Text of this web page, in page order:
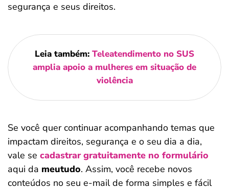
segurança e seus direitos.
Leia também: Teleatendimento no SUS
amplia apoio a mulheres em situação de
violência
Se você quer continuar acompanhando temas que
impactam direitos, segurança e o seu dia a dia,
vale se cadastrar gratuitamente no formulário
aqui da meutudo. Assim, você recebe novos
conteúdos no seu e-mail de forma simples e fácil